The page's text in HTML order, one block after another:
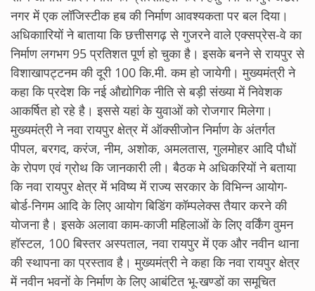
नगर में एक लॉजिस्टीक हब की निर्माण आवश्यकता पर बल दिया।
अधिकाारियों ने बाताया कि छत्तीसगढ़ से गुजरने वाले एक्सप्रेस-वे का
निर्माण लगभग 95 प्रतिशत पूर्ण हो चुका है। इसके बनने से रायपुर से
विशाखापट्टनम की दूरी 100 कि.मी. कम हो जायेगी। मुख्यमंत्री ने
कहा कि प्रदेश कि नई औद्योगिक नीति से बड़ी संख्या में निवेशक
आकर्षित हो रहे है। इससे यहां के युवाओं को रोजगार मिलेगा।
मुख्यमंत्री ने नवा रायपुर क्षेत्र में ऑक्सीजोन निर्माण के अंतर्गत
पीपल, बरगद, करंज, नीम, अशोक, अमलतास, गुलमोहर आदि पौधों
के रोपण एवं ग्रोथ कि जानकारी ली। बैठक मे अधिकरियों ने बताया
कि नवा रायपुर क्षेत्र में भविष्य में राज्य सरकार के विभिन्न आयोग-
बोर्ड-निगम आदि के लिए आयोग बिडिंग कॉम्पलेक्स तैयार करने की
योजना है। इसके अलावा काम-काजी महिलाओं के लिए वर्किंग वुमन
हॉस्टल, 100 बिस्तर अस्पताल, नवा रायपुर में एक और नवीन थाना
की स्थापना का प्रस्ताव है। मुख्यमंत्री ने कहा कि नवा रायपुर क्षेत्र
में नवीन भवनों के निर्माण के लिए आबंटित भू-खण्डों का समूचित